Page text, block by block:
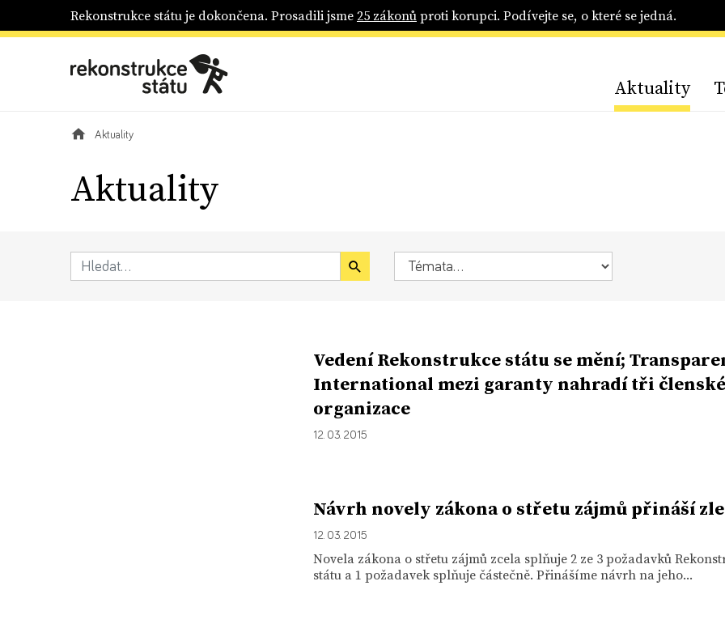
Rekonstrukce státu je dokončena. Prosadili jsme25 zákonůproti korupci. Podívejte se, o které se jedná.
Aktuality
Aktuality
Aktuality
Vedení Rekonstrukce státu se mění;
International mezi garanty nahradí tři členské
organizace
12. 03. 2015
Návrh novely zákona o střetu zájmů přináší
12. 03. 2015
Novela zákona o střetu zájmů zcela splňuje 2 ze 3 požadavků
státu a 1 požadavek splňuje částečně. Přinášíme návrh na jeho...